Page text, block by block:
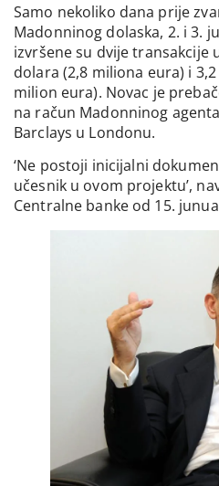
Samo nekoliko dana prije
Madonninog dolaska, 2. i 3.
izvršene su dvije transakcije
dolara (2,8 miliona eura) i
milion eura). Novac je
na račun Madonninog
Barclays u Londonu.
‘Ne postoji inicijalni
učesnik u ovom projektu’,
Centralne banke od 15.